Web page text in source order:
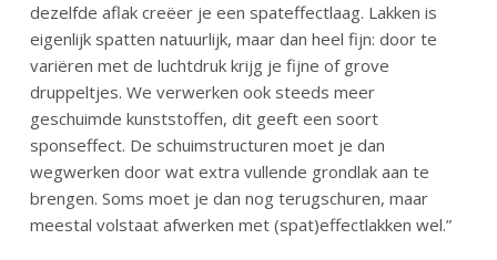
dezelfde aflak creëer je een spateffectlaag. Lakken is
eigenlijk spatten natuurlijk, maar dan heel fijn: door te
variëren met de luchtdruk krijg je fijne of grove
druppeltjes. We verwerken ook steeds meer
geschuimde kunststoffen, dit geeft een soort
sponseffect. De schuimstructuren moet je dan
wegwerken door wat extra vullende grondlak aan te
brengen. Soms moet je dan nog terugschuren, maar
meestal volstaat afwerken met (spat)effectlakken wel.”